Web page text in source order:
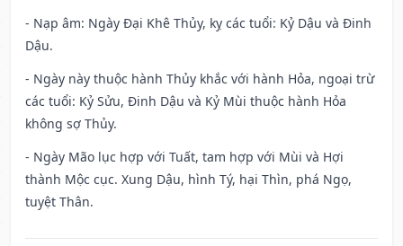
- Nạp âm: Ngày Đại Khê Thủy, kỵ các tuổi: Kỷ Dậu và Đinh
Dậu.
- Ngày này thuộc hành Thủy khắc với hành Hỏa, ngoại trừ
các tuổi: Kỷ Sửu, Đinh Dậu và Kỷ Mùi thuộc hành Hỏa
không sợ Thủy.
- Ngày Mão lục hợp với Tuất, tam hợp với Mùi và Hợi
thành Mộc cục. Xung Dậu, hình Tý, hại Thìn, phá Ngọ,
tuyệt Thân.